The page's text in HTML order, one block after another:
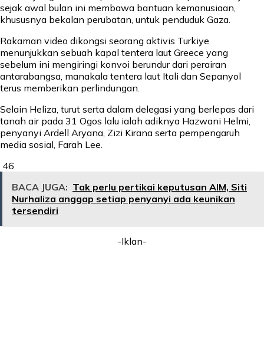
sejak awal bulan ini membawa bantuan kemanusiaan,
khususnya bekalan perubatan, untuk penduduk Gaza.
Rakaman video dikongsi seorang aktivis Turkiye
menunjukkan sebuah kapal tentera laut Greece yang
sebelum ini mengiringi konvoi berundur dari perairan
antarabangsa, manakala tentera laut Itali dan Sepanyol
terus memberikan perlindungan.
Selain Heliza, turut serta dalam delegasi yang berlepas dari
tanah air pada 31 Ogos lalu ialah adiknya Hazwani Helmi,
penyanyi Ardell Aryana, Zizi Kirana serta pempengaruh
media sosial, Farah Lee.
46
BACA JUGA: Tak perlu pertikai keputusan AIM, Siti
Nurhaliza anggap setiap penyanyi ada keunikan
tersendiri
-Iklan-